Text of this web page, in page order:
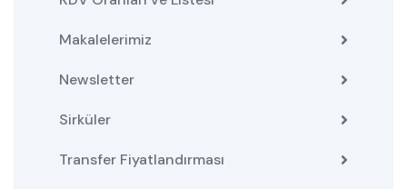
Makalelerimiz
Newsletter
Sirküler
Transfer Fiyatlandırması